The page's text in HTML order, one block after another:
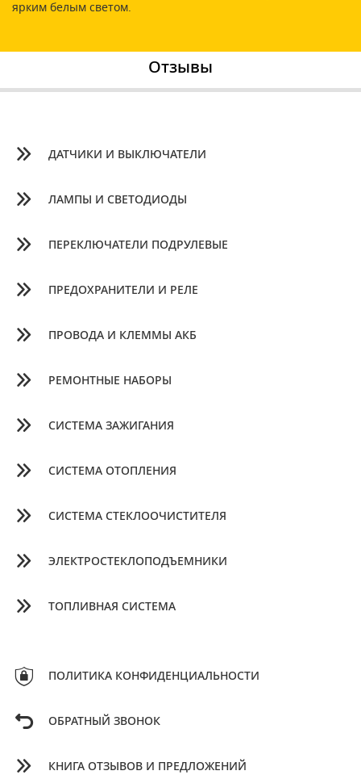
ярким белым светом.
Отзывы
ДАТЧИКИ И ВЫКЛЮЧАТЕЛИ
ЛАМПЫ И СВЕТОДИОДЫ
ПЕРЕКЛЮЧАТЕЛИ ПОДРУЛЕВЫЕ
ПРЕДОХРАНИТЕЛИ И РЕЛЕ
ПРОВОДА И КЛЕММЫ АКБ
РЕМОНТНЫЕ НАБОРЫ
СИСТЕМА ЗАЖИГАНИЯ
СИСТЕМА ОТОПЛЕНИЯ
СИСТЕМА СТЕКЛООЧИСТИТЕЛЯ
ЭЛЕКТРОСТЕКЛОПОДЪЕМНИКИ
ТОПЛИВНАЯ СИСТЕМА
ПОЛИТИКА КОНФИДЕНЦИАЛЬНОСТИ
ОБРАТНЫЙ ЗВОНОК
КНИГА ОТЗЫВОВ И ПРЕДЛОЖЕНИЙ